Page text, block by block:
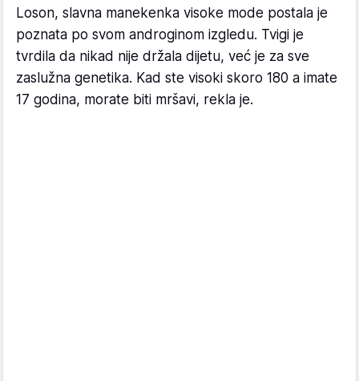
Loson, slavna manekenka visoke mode postala je
poznata po svom androginom izgledu. Tvigi je
tvrdila da nikad nije držala dijetu, već je za sve
zaslužna genetika. Kad ste visoki skoro 180 a imate
17 godina, morate biti mršavi, rekla je.